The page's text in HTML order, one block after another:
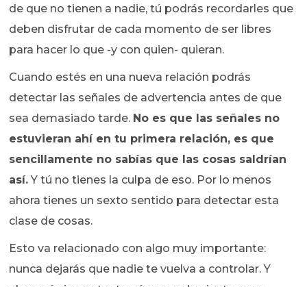
de que no tienen a nadie, tú podrás recordarles que
deben disfrutar de cada momento de ser libres
para hacer lo que -y con quien- quieran.
Cuando estés en una nueva relación podrás
detectar las señales de advertencia antes de que
sea demasiado tarde. No es que las señales no
estuvieran ahí en tu primera relación, es que
sencillamente no sabías que las cosas saldrían
así.Y tú no tienes la culpa de eso. Por lo menos
ahora tienes un sexto sentido para detectar esta
clase de cosas.
Esto va relacionado con algo muy importante:
nunca dejarás que nadie te vuelva a controlar. Y